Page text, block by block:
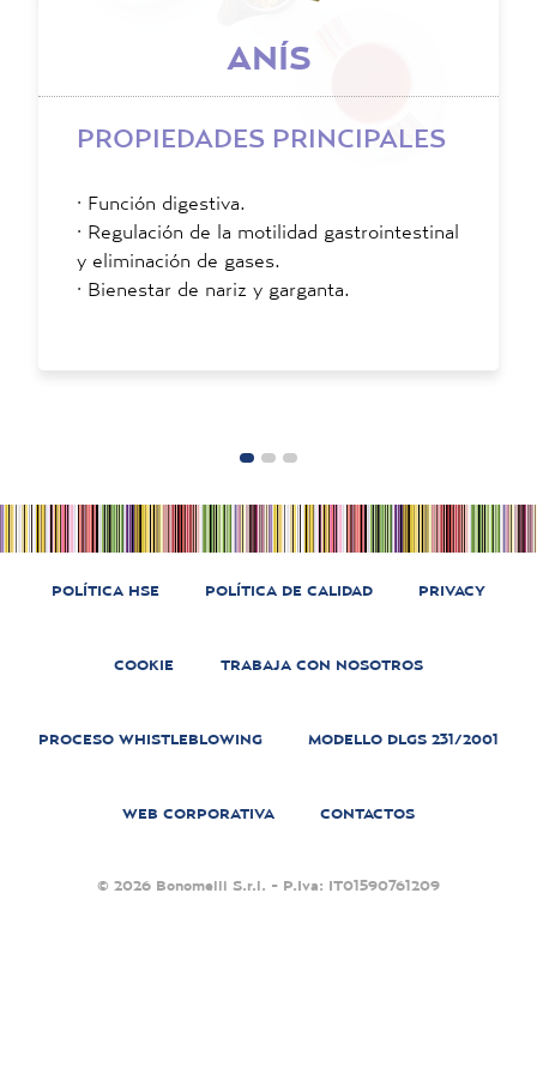
ANÍS
PROPIEDADES PRINCIPALES
· Función digestiva.
· Regulación de la motilidad gastrointestinal
y eliminación de gases.
· Bienestar de nariz y garganta.
POLÍTICA HSE POLÍTICA DE CALIDAD PRIVACY
COOKIE TRABAJA CON NOSOTROS
PROCESO WHISTLEBLOWING MODELLO DLGS 231/2001
WEB CORPORATIVA CONTACTOS
© 2026 Bonomelli S.r.l. - P.Iva: IT01590761209